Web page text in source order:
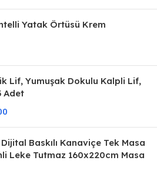
Yatak Örtüsü Krem
Lif, Yumuşak Dokulu Kalpli Lif,
Adet
Baskılı Kanaviçe Tek Masa
Leke Tutmaz 160x220cm Masa